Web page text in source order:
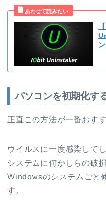
パソコンを初期化す
正直この方法が一番おすす
ウイルスに一度感染して
システムに何かしらの破
Windowsのシステムごと
す。